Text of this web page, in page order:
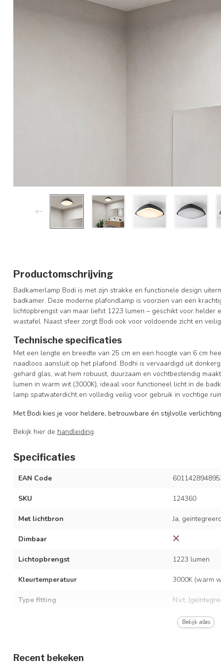
Productomschrijving
Badkamerlamp Bodi is met zijn strakke en functionele design
badkamer. Deze moderne plafondlamp is voorzien van een
lichtopbrengst van maar liefst 1223 lumen – geschikt voor helder
wastafel. Naast sfeer zorgt Bodi ook voor voldoende zicht en
Technische specificaties
Met een lengte en breedte van 25 cm en een hoogte van 6 cm
naadloos aansluit op het plafond. Bodhi is vervaardigd uit
gehard glas, wat hem robuust, duurzaam en vochtbestendig
lumen in warm wit (3000K), ideaal voor functioneel licht in de
lamp spatwaterdicht en volledig veilig voor gebruik in vochtige
Met Bodi kies je voor heldere, betrouwbare én stijlvolle
Bekijk hier de handleiding.
Specificaties
EAN Code
SKU 124360
Met lichtbron Ja,
Dimbaar
Lichtopbrengst 1223 lumen
Kleurtemperatuur 3000K (warm
Type fitting N.v.t.
20W
Kleur armatuur
Bekijk alles
Recent bekeken